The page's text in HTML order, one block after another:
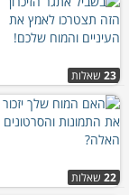
23 שאלות
22 שאלות